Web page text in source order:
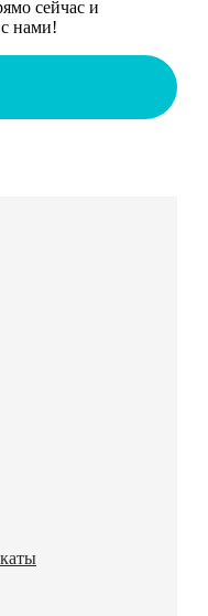
сейчас и
нами!